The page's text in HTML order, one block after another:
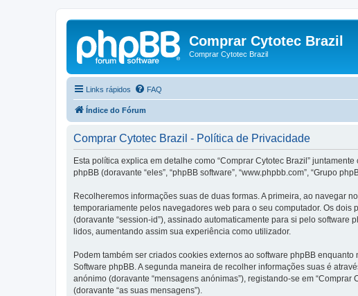
Comprar Cytotec Brazil
Comprar Cytotec Brazil
Links rápidos FAQ
Índice do Fórum
Comprar Cytotec Brazil - Política de Privacidade
Esta política explica em detalhe como “Comprar Cytotec Brazil”
phpBB (doravante “eles”, “phpBB software”, “www.phpbb.com”, “Grupo
Recolheremos informações suas de duas formas. A primeira, ao navegar
temporariamente pelos navegadores web para o seu computador. Os
(doravante “session-id”), assinado automaticamente para si pelo software
lidos, aumentando assim sua experiência como utilizador.
Podem também ser criados cookies externos ao software phpBB
Software phpBB. A segunda maneira de recolher informações suas é
anónimo (doravante “mensagens anónimas”), registando-se em
(doravante “as suas mensagens”).